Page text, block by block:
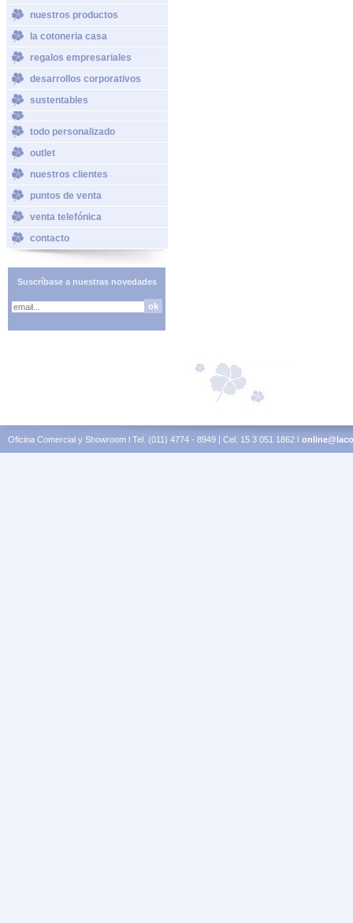
nuestros productos
la cotoneria casa
regalos empresariales
desarrollos corporativos
sustentables
todo personalizado
outlet
nuestros clientes
puntos de venta
venta telefónica
contacto
Suscríbase a nuestras novedades
Oficina Comercial y Showroom l Tel. (011) 4774 - 8949 | Cel. 15 3 051 1862 l